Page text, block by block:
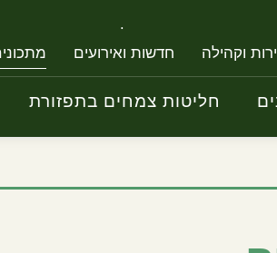
צמחים בתיונים חליטות צמחים
וקהילה חדשות ואירועים
חליטות צמחים בתפזורת